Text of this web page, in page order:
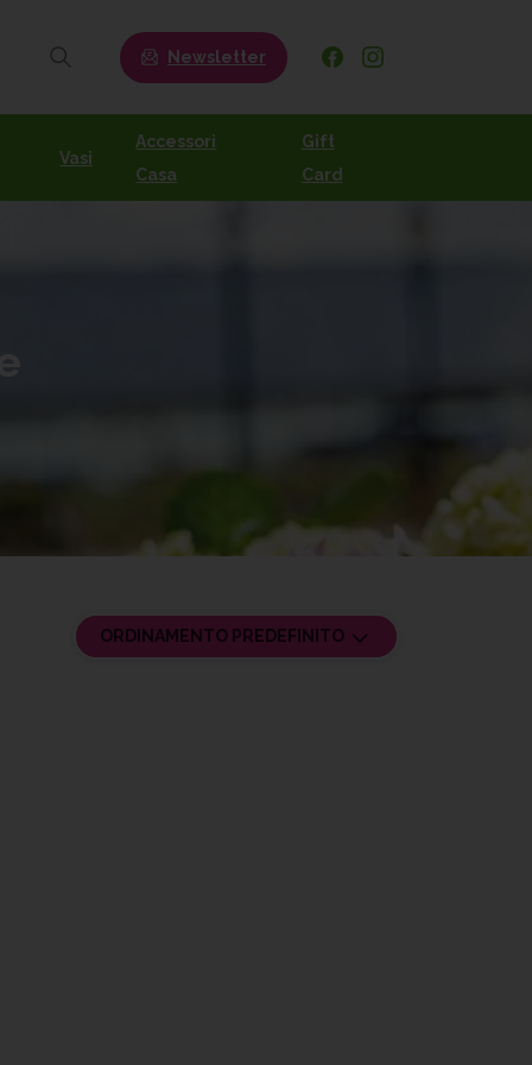
Search
Newsletter
Vasi
Accessori
Casa
Gift
Card
ORDINAMENTO PREDEFINITO